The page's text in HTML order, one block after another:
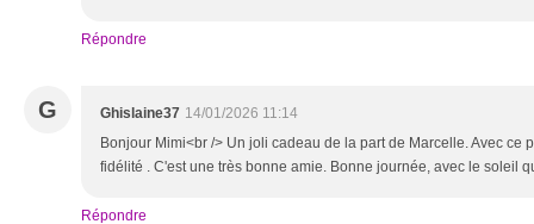
Répondre
G Ghislaine37 14/01/2026 11:14
Bonjour Mimi<br /> Un joli cadeau de la part de Marcelle. Avec ce
fidélité . C'est une très bonne amie. Bonne journée, avec le soleil
Répondre